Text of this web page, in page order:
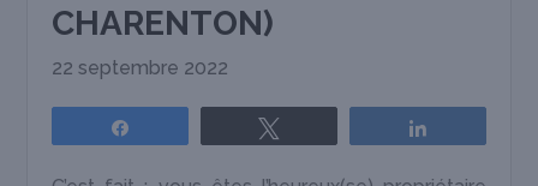
CHARENTON)
22 septembre 2022